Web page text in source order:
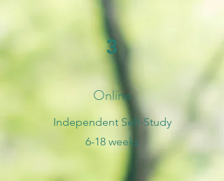
3
Online
Independent Self-Study
6-18 weeks